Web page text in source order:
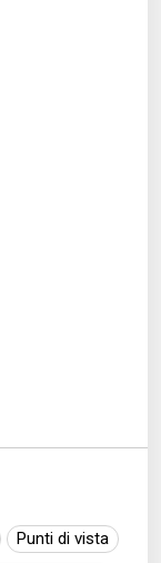
Punti di vista